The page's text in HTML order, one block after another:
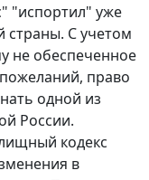
"испортил" уже
страны. С учетом
не обеспеченное
право
одной из
России.
кодекс
в